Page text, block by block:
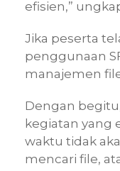
efisien,”
Jika peserta
penggunaan
manajemen
Dengan
kegiatan yang
waktu tidak
mencari file,